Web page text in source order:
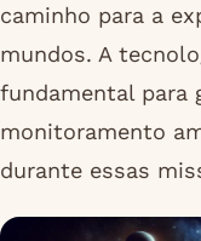
caminho para a
mundos. A
fundamental para
monitoramento
durante essas